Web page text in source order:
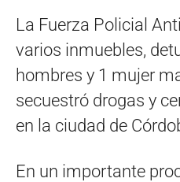
La Fuerza Policial
varios inmuebles,
hombres y 1 mujer
secuestró drogas y
en la ciudad de
En un importante